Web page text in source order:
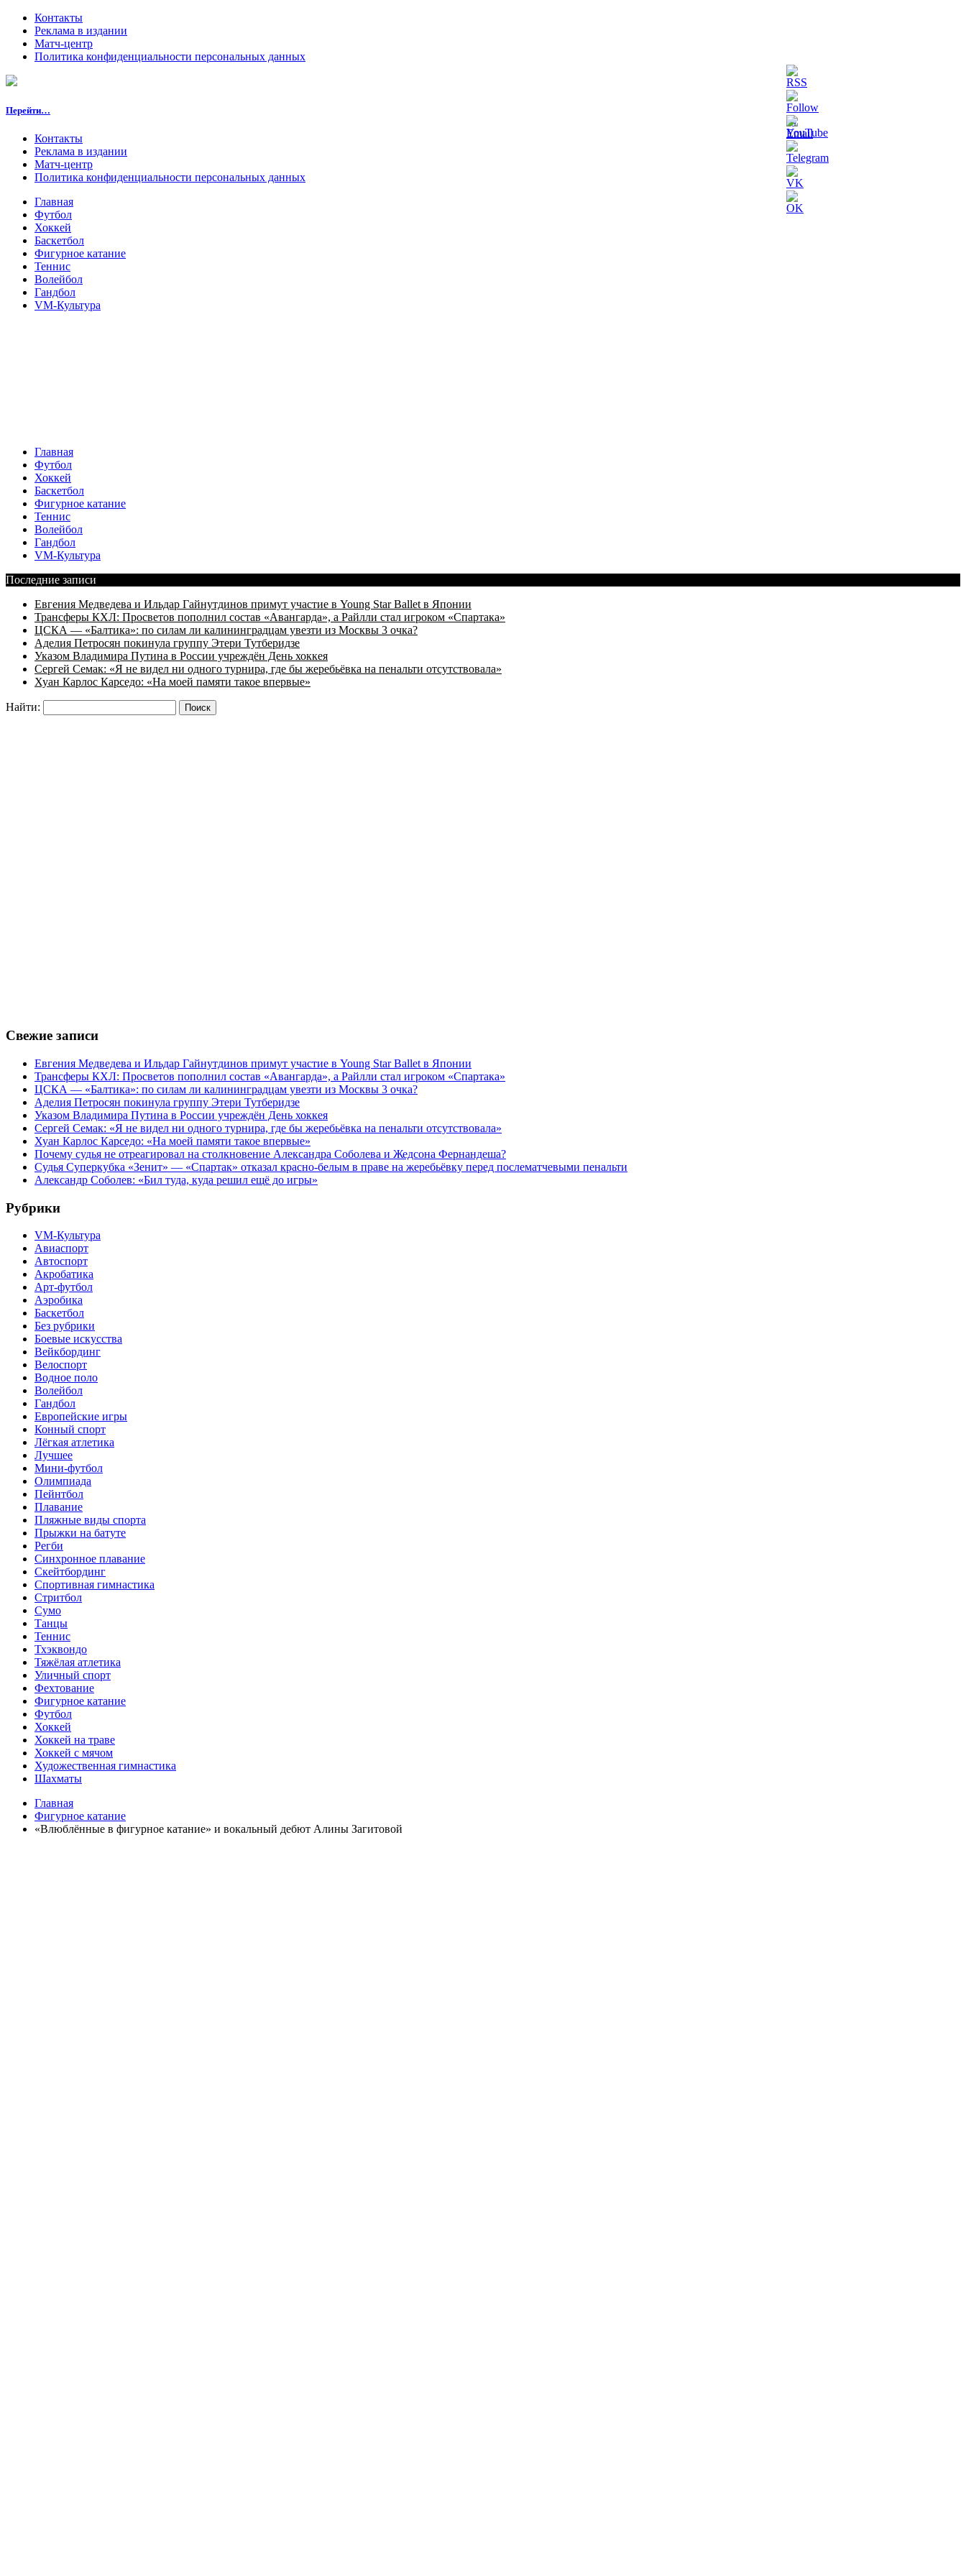
Контакты
Реклама в издании
Матч-центр
Политика конфиденциальности персональных данных
Перейти…
Контакты
Реклама в издании
Матч-центр
Политика конфиденциальности персональных данных
Главная
Футбол
Хоккей
Баскетбол
Фигурное катание
Теннис
Волейбол
Гандбол
VM-Культура
Главная
Футбол
Хоккей
Баскетбол
Фигурное катание
Теннис
Волейбол
Гандбол
VM-Культура
Последние записи
Евгения Медведева и Ильдар Гайнутдинов примут участие в Young Star Ballet в Японии
Трансферы КХЛ: Просветов пополнил состав «Авангарда», а Райлли стал игроком «Спартака»
ЦСКА — «Балтика»: по силам ли калининградцам увезти из Москвы 3 очка?
Аделия Петросян покинула группу Этери Тутберидзе
Указом Владимира Путина в России учреждён День хоккея
Сергей Семак: «Я не видел ни одного турнира, где бы жеребьёвка на пенальти отсутствовала»
Хуан Карлос Карседо: «На моей памяти такое впервые»
Найти:
Свежие записи
Евгения Медведева и Ильдар Гайнутдинов примут участие в Young Star Ballet в Японии
Трансферы КХЛ: Просветов пополнил состав «Авангарда», а Райлли стал игроком «Спартака»
ЦСКА — «Балтика»: по силам ли калининградцам увезти из Москвы 3 очка?
Аделия Петросян покинула группу Этери Тутберидзе
Указом Владимира Путина в России учреждён День хоккея
Сергей Семак: «Я не видел ни одного турнира, где бы жеребьёвка на пенальти отсутствовала»
Хуан Карлос Карседо: «На моей памяти такое впервые»
Почему судья не отреагировал на столкновение Александра Соболева и Жедсона Фернандеша?
Судья Суперкубка «Зенит» — «Спартак» отказал красно-белым в праве на жеребьёвку перед послематчевыми пенальти
Александр Соболев: «Бил туда, куда решил ещё до игры»
Рубрики
VM-Культура
Авиаспорт
Автоспорт
Акробатика
Арт-футбол
Аэробика
Баскетбол
Без рубрики
Боевые искусства
Вейкбординг
Велоспорт
Водное поло
Волейбол
Гандбол
Европейские игры
Конный спорт
Лёгкая атлетика
Лучшее
Мини-футбол
Олимпиада
Пейнтбол
Плавание
Пляжные виды спорта
Прыжки на батуте
Регби
Синхронное плавание
Скейтбординг
Спортивная гимнастика
Стритбол
Сумо
Танцы
Теннис
Тхэквондо
Тяжёлая атлетика
Уличный спорт
Фехтование
Фигурное катание
Футбол
Хоккей
Хоккей на траве
Хоккей с мячом
Художественная гимнастика
Шахматы
Главная
Фигурное катание
«Влюблённые в фигурное катание» и вокальный дебют Алины Загитовой